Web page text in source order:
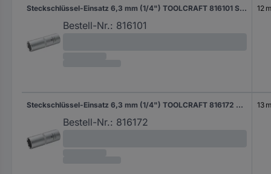
Steckschlüssel-Einsatz 6,3 mm (1/4") TOOLCRAFT 816101 Schlüsselweite 12 mm
Bestell-Nr.: 816101
12
Steckschlüssel-Einsatz 6,3 mm (1/4") TOOLCRAFT 816172 Schlüsselweite 13 mm
Bestell-Nr.: 816172
13